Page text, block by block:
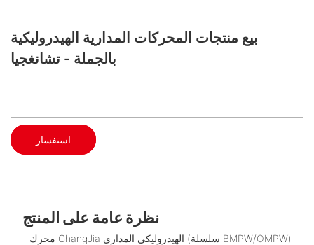
بيع منتجات المحركات المدارية الهيدروليكية
بالجملة - تشانغجيا
استفسار
نظرة عامة على المنتج
- محرك ChangJia الهيدروليكي المداري (سلسلة BMPW/OMPW)